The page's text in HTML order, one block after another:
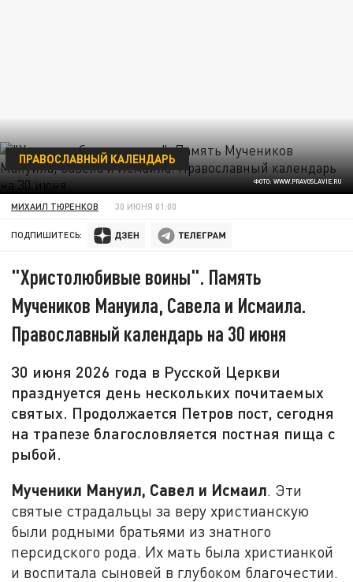
ФОТО: WWW.PRAVOSLAVIE.RU
ПРАВОСЛАВНЫЙ КАЛЕНДАРЬ
МИХАИЛ ТЮРЕНКОВ 30 ИЮНЯ 01:00
ПОДПИШИТЕСЬ:
"Христолюбивые воины". Память
Мучеников Мануила, Савела и Исмаила.
Православный календарь на 30 июня
30 июня 2026 года в Русской Церкви
празднуется день нескольких почитаемых
святых. Продолжается Петров пост, сегодня
на трапезе благословляется постная пища с
рыбой.
Мученики Мануил, Савел и Исмаил. Эти
святые страдальцы за веру христианскую
были родными братьями из знатного
персидского рода. Их мать была христианкой
и воспитала сыновей в глубоком благочестии.